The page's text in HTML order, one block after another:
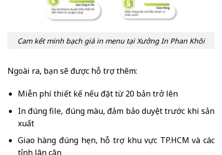
Cam kết minh bạch giá in menu tại Xưởng In Phan Khôi
Ngoài ra, bạn sẽ được hỗ trợ thêm:
Miễn phí thiết kế nếu đặt từ 20 bản trở lên
In đúng file, đúng màu, đảm bảo duyệt trước khi sản
xuất
Giao hàng đúng hẹn, hỗ trợ khu vực TP.HCM và các
tỉnh lân cận